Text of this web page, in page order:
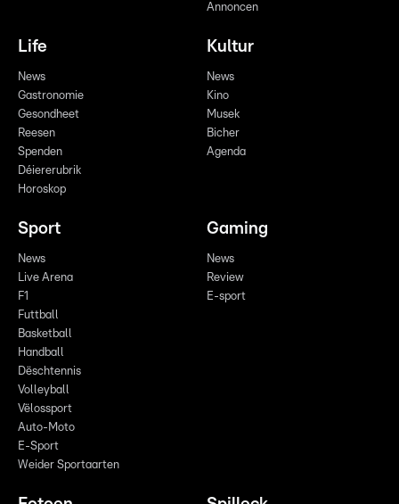
Annoncen
Life
News
Gastronomie
Gesondheet
Reesen
Spenden
Déiererubrik
Horoskop
Kultur
News
Kino
Musek
Bicher
Agenda
Sport
News
Live Arena
F1
Futtball
Basketball
Handball
Dëschtennis
Volleyball
Vëlossport
Auto-Moto
E-Sport
Weider Sportaarten
Gaming
News
Review
E-sport